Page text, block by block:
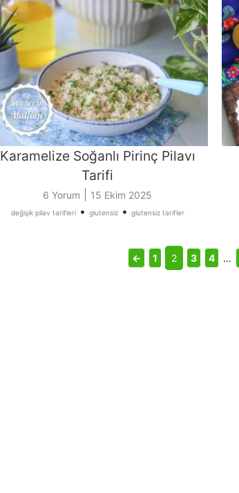
Karamelize Soğanlı Pirinç Pilavı
Tarifi
6 Yorum 15 Ekim 2025
değişik pilav tarifleri• glutensiz• glutensiz tarifler
← 1 2 3 4 …